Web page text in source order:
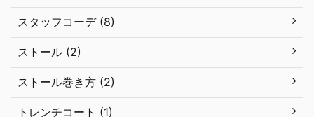
スタッフコーデ (8)
ストール (2)
ストール巻き方 (2)
トレンチコート (1)